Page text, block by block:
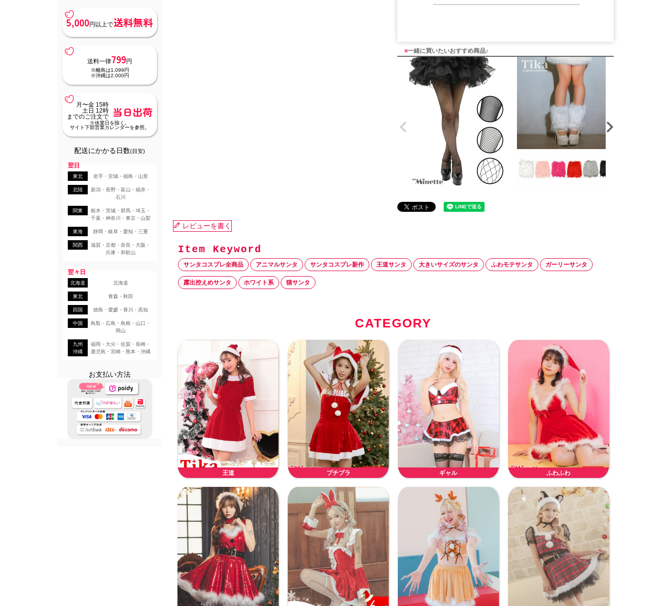
5,000円以上で送料無料
送料一律799円
※離島は1,099円
※沖縄は2,000円
月〜金 15時
土日 12時
までのご注文で
当日出荷
※休業日を除く。
サイト下部営業カレンダーを参照。
配送にかかる日数(目安)
翌日
東北 岩手・宮城・福島・山形
北陸
新潟・長野・富山・福井・
石川
関東
栃木・茨城・群馬・埼玉・
千葉・神奈川・東京・山梨
東海 静岡・岐阜・愛知・三重
関西
滋賀・京都・奈良・大阪・
兵庫・和歌山
翌々日
北海道 北海道
東北 青森・秋田
四国 徳島・愛媛・香川・高知
中国
鳥取・広島・島根・山口・
岡山
九州
沖縄
福岡・大分・佐賀・長崎・
鹿児島・宮崎・熊本・沖縄
お支払い方法
■一緒に買いたいおすすめ商品♪
レビューを書く
サンタコスプレ全商品 アニマルサンタ サンタコスプレ新作 王道サンタ 大きいサイズのサンタ ふわモテサンタ ガーリーサンタ
露出控えめサンタ ホワイト系 猫サンタ
CATEGORY
王道 プチプラ ギャル ふわふわ